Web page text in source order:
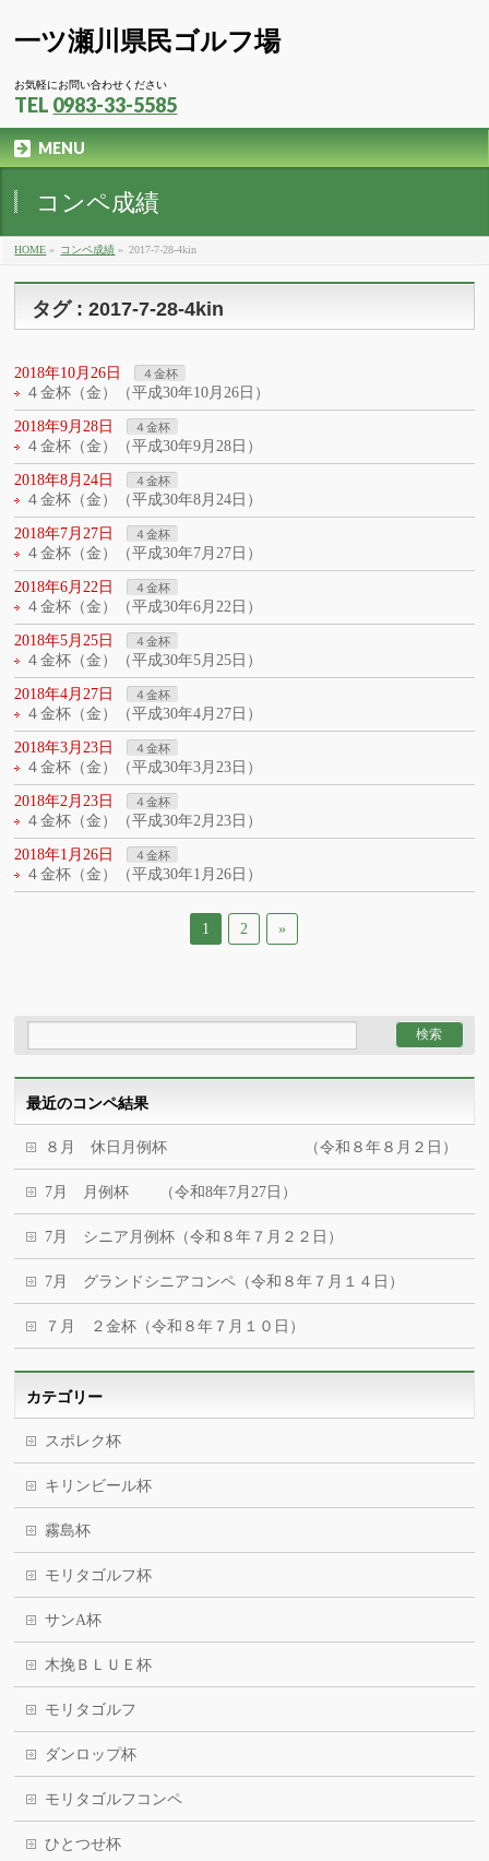
一ツ瀬川県民ゴルフ場
お気軽にお問い合わせください
TEL 0983-33-5585
MENU
コンペ成績
HOME » コンペ成績 » 2017-7-28-4kin
タグ : 2017-7-28-4kin
2018年10月26日 ４金杯
４金杯（金）（平成30年10月26日）
2018年9月28日 ４金杯
４金杯（金）（平成30年9月28日）
2018年8月24日 ４金杯
４金杯（金）（平成30年8月24日）
2018年7月27日 ４金杯
４金杯（金）（平成30年7月27日）
2018年6月22日 ４金杯
４金杯（金）（平成30年6月22日）
2018年5月25日 ４金杯
４金杯（金）（平成30年5月25日）
2018年4月27日 ４金杯
４金杯（金）（平成30年4月27日）
2018年3月23日 ４金杯
４金杯（金）（平成30年3月23日）
2018年2月23日 ４金杯
４金杯（金）（平成30年2月23日）
2018年1月26日 ４金杯
４金杯（金）（平成30年1月26日）
1 2 »
最近のコンペ結果
８月 休日月例杯 （令和８年８月２日）
7月 月例杯 （令和8年7月27日）
7月 シニア月例杯（令和８年７月２２日）
7月 グランドシニアコンペ（令和８年７月１４日）
７月 ２金杯（令和８年７月１０日）
カテゴリー
スポレク杯
キリンビール杯
霧島杯
モリタゴルフ杯
サンA杯
木挽ＢＬＵＥ杯
モリタゴルフ
ダンロップ杯
モリタゴルフコンペ
ひとつせ杯